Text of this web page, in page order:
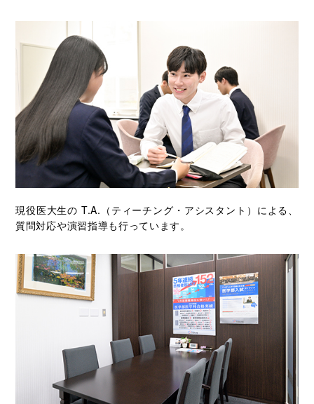
現役医大生の T.A.（ティーチング・アシスタント）による、
質問対応や演習指導も行っています。